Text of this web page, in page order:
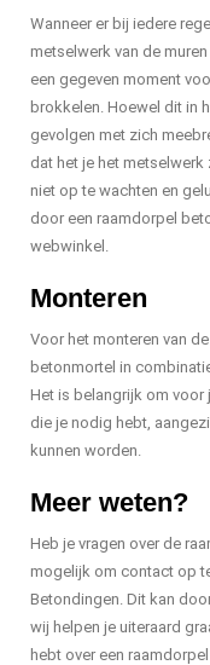
Wanneer er bij iedere
metselwerk van de
een gegeven moment
brokkelen. Hoewel dit in
gevolgen met zich
dat het je het metselwerk
niet op te wachten en
door een raamdorpel
webwinkel.
Monteren
Voor het monteren van
betonmortel in
Het is belangrijk om
die je nodig hebt,
kunnen worden.
Meer weten?
Heb je vragen over de
mogelijk om contact op
Betondingen. Dit kan
wij helpen je uiteraard
hebt over een